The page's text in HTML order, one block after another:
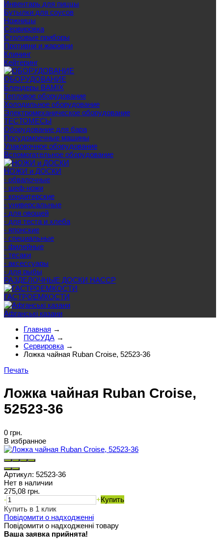
Инвентарь для пиццы
Бутылки для соусов
Ножницы
Сервировка
Столовые приборы
Противни и жаровни
Клининг
Кейтеринг
ОБОРУДОВАНИЕ
Блендеры BAMIX
Тепловое оборудование
Холодильное оборудование
Электромеханическое оборудование
ТЕСТОМЕСЫ
Оборудование для бара
Посудомоечные машины
Упаковочное оборудование
Вспомогательное оборудование
НОЖИ и ДОСКИ
- обвалочные
- шеф-ножи
- кондитерские
- универсальные
- для овощей
- для теста и хлеба
- японские
- специальные
- филейные
- тесаки
- аксессуары
- для рыбы
РАЗДЕЛОЧНЫЕ ДОСКИ HACCP
ГАСТРОЕМКОСТИ
Афганські казани
Главная →
ПОСУДА →
Сервировка →
Ложка чайная Ruban Croise, 52523-36
Печать
Ложка чайная Ruban Croise,
52523-36
0 грн.
В избранное
Артикул: 52523-36
Нет в наличии
275,08 грн.
-
+Купить
Купить в 1 клик
Повідомити о надходженні
Повідомити о надходженні товару
Ваша заявка прийнята!